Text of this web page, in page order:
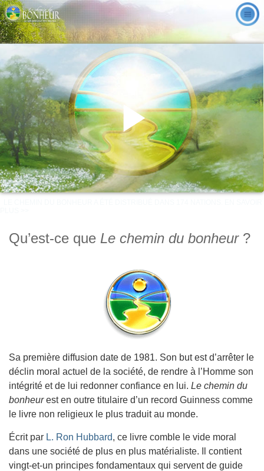
Play
Video
Qu’est-ce que Le chemin du bonheur ?
Sa première diffusion date de 1981. Son but est d’arrêter le
déclin moral actuel de la société, de rendre à l’Homme son
intégrité et de lui redonner confiance en lui. Le chemin du
bonheurest en outre titulaire d’un record Guinness comme
le livre non religieux le plus traduit au monde.
Écrit par L. Ron Hubbard, ce livre comble le vide moral
dans une société de plus en plus matérialiste. Il contient
vingt-et-un principes fondamentaux qui servent de guide